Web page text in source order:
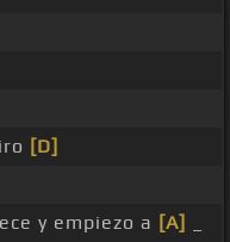
[D]
y empiezo a [A]